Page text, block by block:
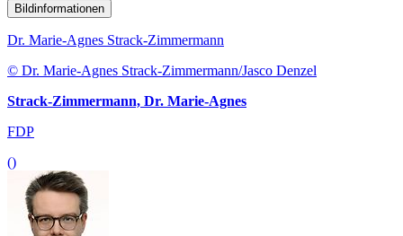
Bildinformationen
Dr. Marie-Agnes Strack-Zimmermann
© Dr. Marie-Agnes Strack-Zimmermann/Jasco Denzel
Strack-Zimmermann, Dr. Marie-Agnes
FDP
()